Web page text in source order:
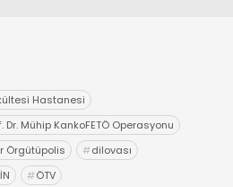
Hastanesi
Mühip KankoFETÖ Operasyonu
Örgütüpolis #dilovası
#ÖTV